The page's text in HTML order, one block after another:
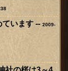
います -- 2009-